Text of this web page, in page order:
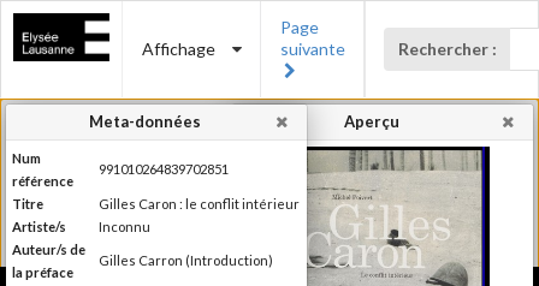
Affichage
Page
suivante
Rechercher :
Aperçu
Meta-données
Num
référence
991010264839702851
Titre
Gilles Caron : le conflit intérieur
Artiste/s
Inconnu
Auteur/s de
la préface
Gilles Carron (Introduction)